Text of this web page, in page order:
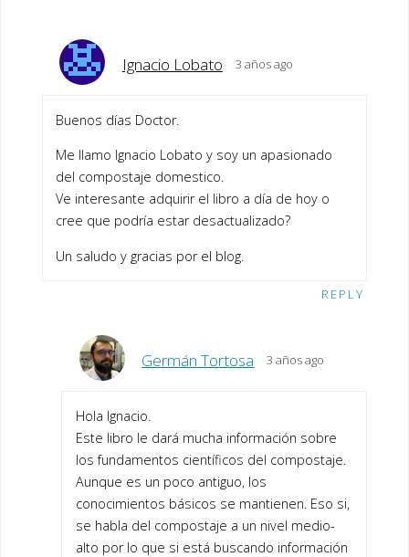
Ignacio Lobato 3 años ago
Buenos días Doctor.
Me llamo Ignacio Lobato y soy un apasionado
del compostaje domestico.
Ve interesante adquirir el libro a día de hoy o
cree que podría estar desactualizado?
Un saludo y gracias por el blog.
REPLY
Germán Tortosa 3 años ago
Hola Ignacio.
Este libro le dará mucha información sobre
los fundamentos científicos del compostaje.
Aunque es un poco antiguo, los
conocimientos básicos se mantienen. Eso si,
se habla del compostaje a un nivel medio-
alto por lo que si está buscando información